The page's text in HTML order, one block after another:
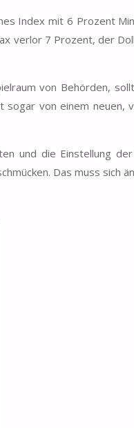
Index mit 6 Prozent
verlor 7 Prozent, der
von Behörden,
sogar von einem neuen,
und die Einstellung
Das muss sich